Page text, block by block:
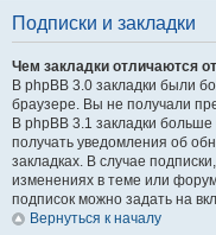
Подписки и закладки
Чем закладки отличаются
В phpBB 3.0 закладки были
браузере. Вы не получали
В phpBB 3.1 закладки
получать уведомления об
закладках. В случае
изменениях в теме или
подписок можно задать на
Вернуться к началу